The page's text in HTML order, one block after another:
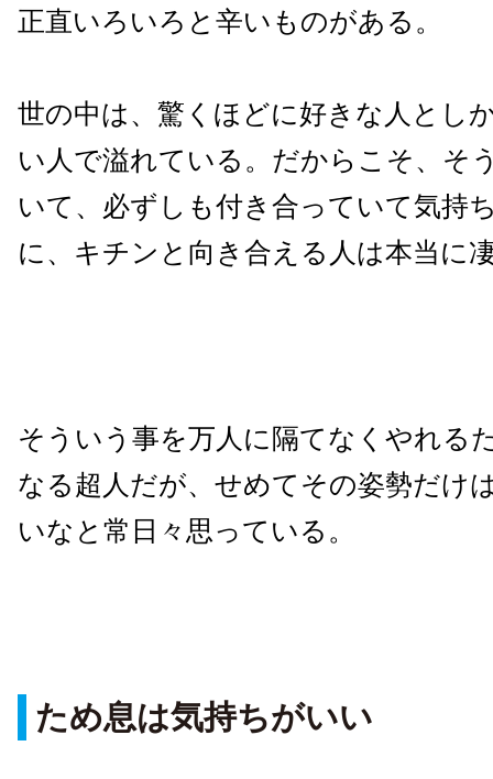
正直いろいろと辛いものがある。
世の中は、驚くほどに好きな人とし
い人で溢れている。だからこそ、そ
いて、必ずしも付き合っていて気持
に、キチンと向き合える人は本当に
そういう事を万人に隔てなくやれる
なる超人だが、せめてその姿勢だけ
いなと常日々思っている。
ため息は気持ちがいい